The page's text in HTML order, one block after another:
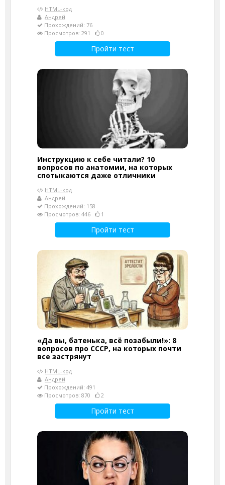
HTML-код
Андрей
Прохождений: 76
Просмотров: 291
0
Пройти тест
Инструкцию к себе читали? 10
вопросов по анатомии, на которых
спотыкаются даже отличники
HTML-код
Андрей
Прохождений: 158
Просмотров: 446
1
Пройти тест
«Да вы, батенька, всё позабыли!»: 8
вопросов про СССР, на которых почти
все застрянут
HTML-код
Андрей
Прохождений: 491
Просмотров: 870
2
Пройти тест